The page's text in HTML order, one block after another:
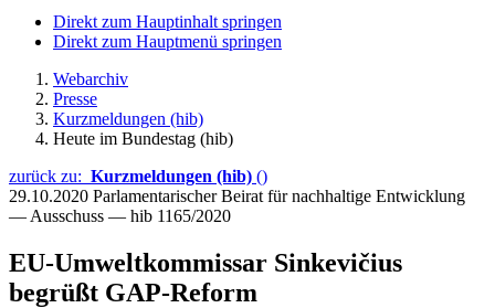
Direkt zum Hauptinhalt springen
Direkt zum Hauptmenü springen
Webarchiv
Presse
Kurzmeldungen (hib)
Heute im Bundestag (hib)
zurück zu: Kurzmeldungen (hib) ()
29.10.2020 Parlamentarischer Beirat für nachhaltige Entwicklung
— Ausschuss — hib 1165/2020
EU-Umweltkommissar Sinkevičius
begrüßt GAP-Reform